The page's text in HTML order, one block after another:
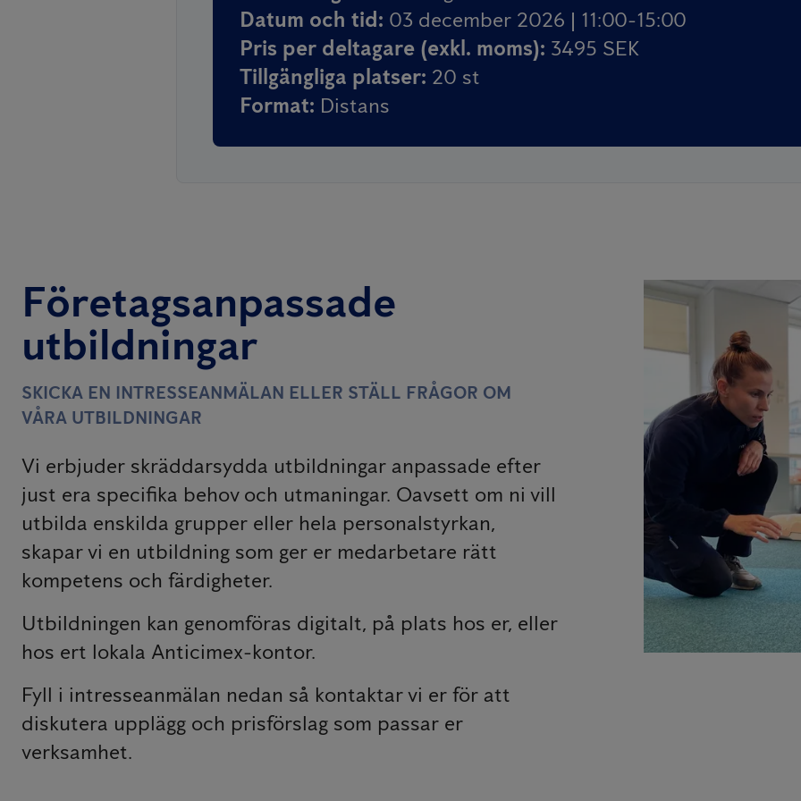
Datum och tid: 03 december 2026 | 11:00-15:00
Pris per deltagare (exkl. moms): 3495 SEK
Tillgängliga platser: 20 st
Format: Distans
Företagsanpassade
utbildningar
SKICKA EN INTRESSEANMÄLAN ELLER STÄLL FRÅGOR OM
VÅRA UTBILDNINGAR
Vi erbjuder skräddarsydda utbildningar anpassade efter
just era specifika behov och utmaningar. Oavsett om ni vill
utbilda enskilda grupper eller hela personalstyrkan,
skapar vi en utbildning som ger er medarbetare rätt
kompetens och färdigheter.
Utbildningen kan genomföras digitalt, på plats hos er, eller
hos ert lokala Anticimex-kontor.
Fyll i intresseanmälan nedan så kontaktar vi er för att
diskutera upplägg och prisförslag som passar er
verksamhet.